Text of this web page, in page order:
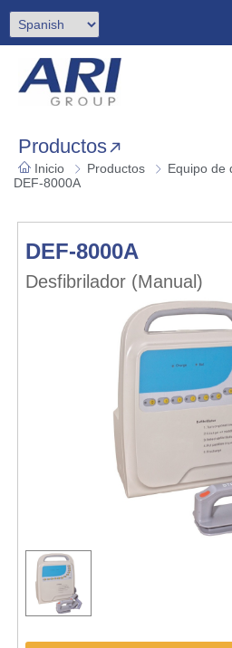
Productos
Inicio Productos Equipo de
DEF-8000A
DEF-8000A
Desfibrilador (Manual)